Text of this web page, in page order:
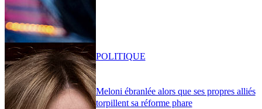
Meloni ébranlée alors que ses propres alliés
torpillent sa réforme phare
POLITIQUE